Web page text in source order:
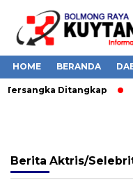
HOME BERANDA
Tersangka Ditangkap
Berita Aktris/